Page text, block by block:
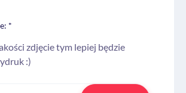
*
zdjęcie tym lepiej będzie
:)